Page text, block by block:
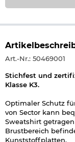
Art.-Nr.: 50469001
Stichfest und
Klasse K3.
Optimaler Schutz
von Sector kann
Sweatshirt
Brustbereich
Kunststoffplatten.